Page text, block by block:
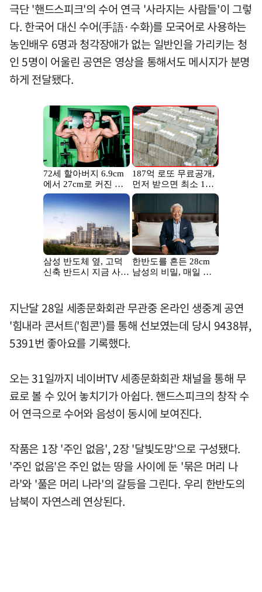
극단 '핸드스피크'의 수어 연극 '사라지는 사람들'이 그렇
다. 한국어 대신 수어(手語·수화)를 모국어로 사용하는
농인배우 6명과 청각장애가 없는 일반인을 가리키는 청
인 5명이 어울린 공연은 영상을 통해서도 메시지가 분명
하게 전달됐다.
지난달 28일 세종문화회관 무관중 온라인 생중계 공연
'힘내라 콘서트('힘콘')를 통해 선보였는데 당시 9438뷰,
5391번 좋아요를 기록했다.
오는 31일까지 네이버TV 세종문화회관 채널을 통해 무
료로 볼 수 있어 놓치기가 아쉽다. 핸드스피크의 창작 수
어 연극으로 수어와 음성이 동시에 보여진다.
작품은 1장 '주인 없음', 2장 '달빛도망'으로 구성됐다.
'주인 없음'은 주인 없는 땅을 사이에 둔 '묶은 머리 나
라'와 '풀은 머리 나라'의 갈등을 그린다. 우리 한반도의
남북이 자연스레 연상된다.